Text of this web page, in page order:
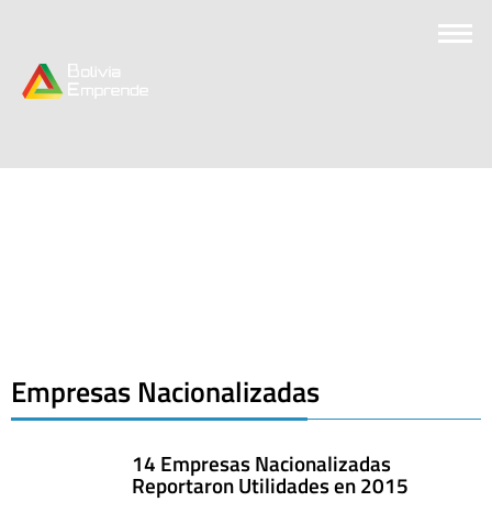
Empresas Nacionalizadas
14 Empresas Nacionalizadas
Reportaron Utilidades en 2015